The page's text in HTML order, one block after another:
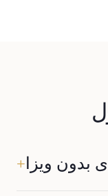
بدون ویزا+